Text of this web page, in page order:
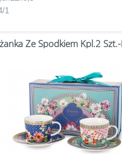
1
Ze Spodkiem Kpl.2